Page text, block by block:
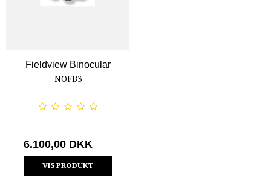
Fieldview Binocular
NOFB3
6.100,00 DKK
VIS PRODUKT